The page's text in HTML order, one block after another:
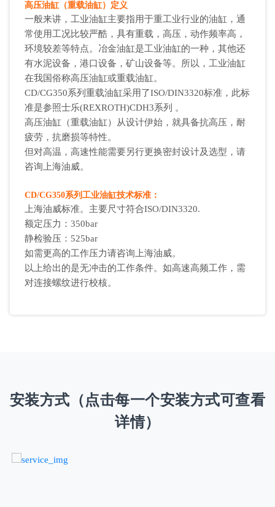
高压油缸（重载油缸）定义
一般来讲，工业油缸主要指用于重工业行业的油缸，通
常使用工况比较严酷，具有重载，高压，动作频率高，
环境较差等特点。冶金油缸是工业油缸的一种，其他还
有水泥设备，港口设备，矿山设备等。所以，工业油缸
在我国俗称高压油缸或重载油缸。
CD/CG350系列重载油缸采用了ISO/DIN3320标准，此标
准是参照士乐(REXROTH)CDH3系列 。
高压油缸（重载油缸）从设计伊始，就具备抗高压，耐
疲劳，抗磨损等特性。
但对高温，高速性能需要另行更换密封设计及选型，请
咨询上海油威。
CD/CG350系列工业油缸技术标准：
上海油威标准。主要尺寸符合ISO/DIN3320.
额定压力：350bar
静检验压：525bar
如需更高的工作压力请咨询上海油威。
以上给出的是无冲击的工作条件。如高速高频工作，需
对连接螺纹进行校核。
安装方式（点击每一个安装方式可查看
详情）